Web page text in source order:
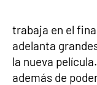
trabaja en el
adelanta
la nueva
además de